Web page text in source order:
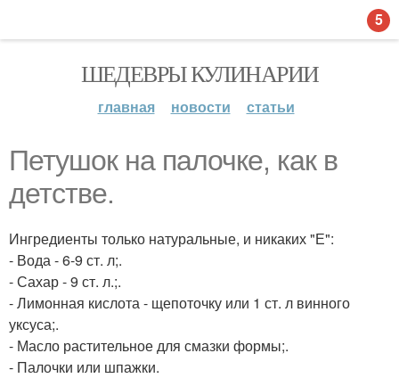
ШЕДЕВРЫ КУЛИНАРИИ
главная новости статьи
Петушок на палочке, как в
детстве.
Ингредиенты только натуральные, и никаких "Е":
- Вода - 6-9 ст. л;.
- Сахар - 9 ст. л.;.
- Лимонная кислота - щепоточку или 1 ст. л винного
уксуса;.
- Масло растительное для смазки формы;.
- Палочки или шпажки.
5